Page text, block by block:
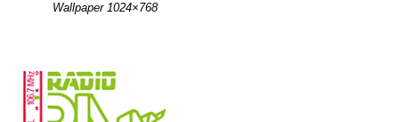
Wallpaper 1024×768